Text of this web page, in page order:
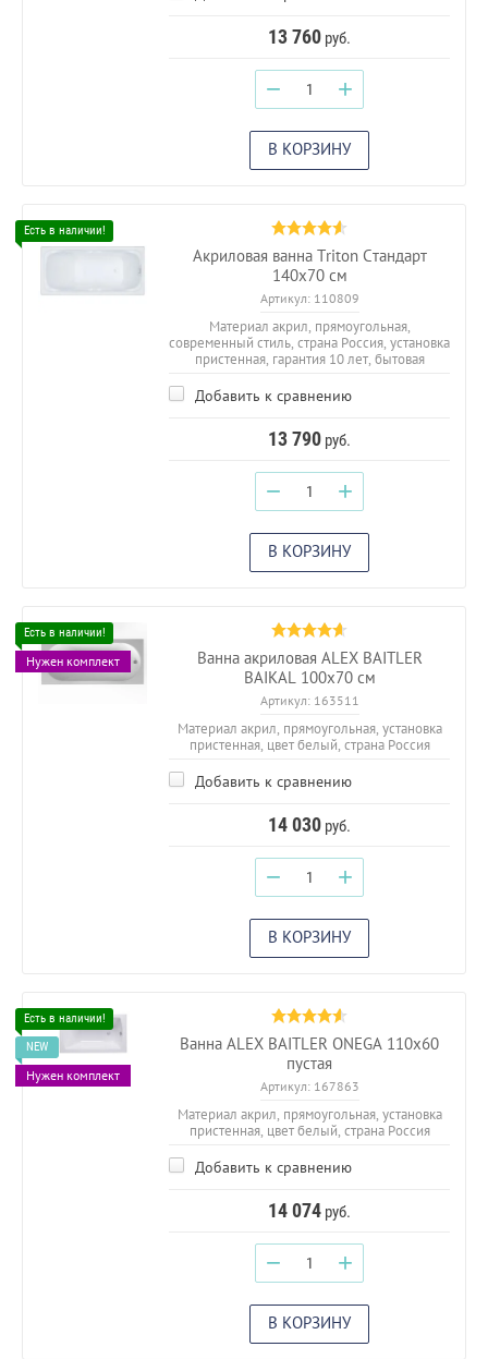
13 760 руб.
− +
В КОРЗИНУ
Акриловая ванна Triton Стандарт
140x70 см
Артикул:110809
Материал акрил, прямоугольная,
современный стиль, страна Россия, установка
пристенная, гарантия 10 лет, бытовая
Добавить к сравнению
13 790 руб.
− +
В КОРЗИНУ
Нужен комплект
Ванна акриловая ALEX BAITLER
BAIKAL 100х70 см
Артикул:163511
Материал акрил, прямоугольная, установка
пристенная, цвет белый, страна Россия
Добавить к сравнению
14 030 руб.
− +
В КОРЗИНУ
Нужен комплект
Ванна ALEX BAITLER ONEGA 110х60
пустая
Артикул:167863
Материал акрил, прямоугольная, установка
пристенная, цвет белый, страна Россия
Добавить к сравнению
14 074 руб.
− +
В КОРЗИНУ